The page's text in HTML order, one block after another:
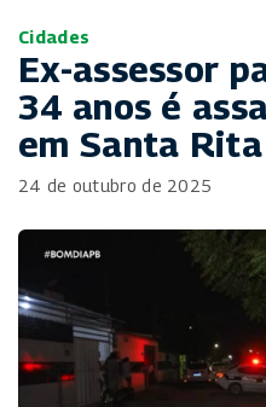
Cidades
Ex-assessor
34 anos é
em Santa Rita
24 de outubro de 2025